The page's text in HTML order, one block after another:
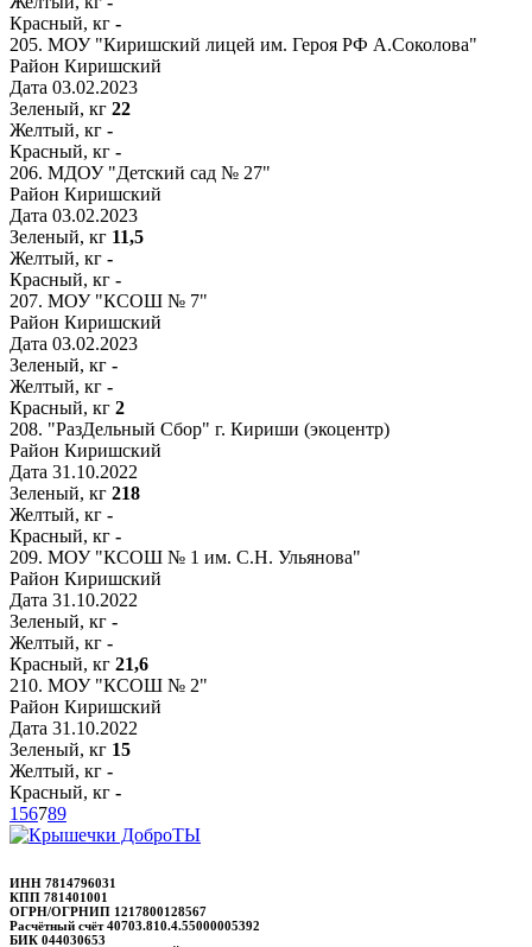
Красный, кг -
205. МОУ "Киришский лицей им. Героя РФ А.Соколова"
Район Киришский
Дата 03.02.2023
Зеленый, кг 22
Желтый, кг -
Красный, кг -
206. МДОУ "Детский сад № 27"
Район Киришский
Дата 03.02.2023
Зеленый, кг 11,5
Желтый, кг -
Красный, кг -
207. МОУ "КСОШ № 7"
Район Киришский
Дата 03.02.2023
Зеленый, кг -
Желтый, кг -
Красный, кг 2
208. "РазДельный Сбор" г. Кириши (экоцентр)
Район Киришский
Дата 31.10.2022
Зеленый, кг 218
Желтый, кг -
Красный, кг -
209. МОУ "КСОШ № 1 им. С.Н. Ульянова"
Район Киришский
Дата 31.10.2022
Зеленый, кг -
Желтый, кг -
Красный, кг 21,6
210. МОУ "КСОШ № 2"
Район Киришский
Дата 31.10.2022
Зеленый, кг 15
Желтый, кг -
Красный, кг -
1 56789
ИНН 7814796031
КПП 781401001
ОГРН/ОГРНИП 1217800128567
Расчётный счёт 40703.810.4.55000005392
БИК 044030653